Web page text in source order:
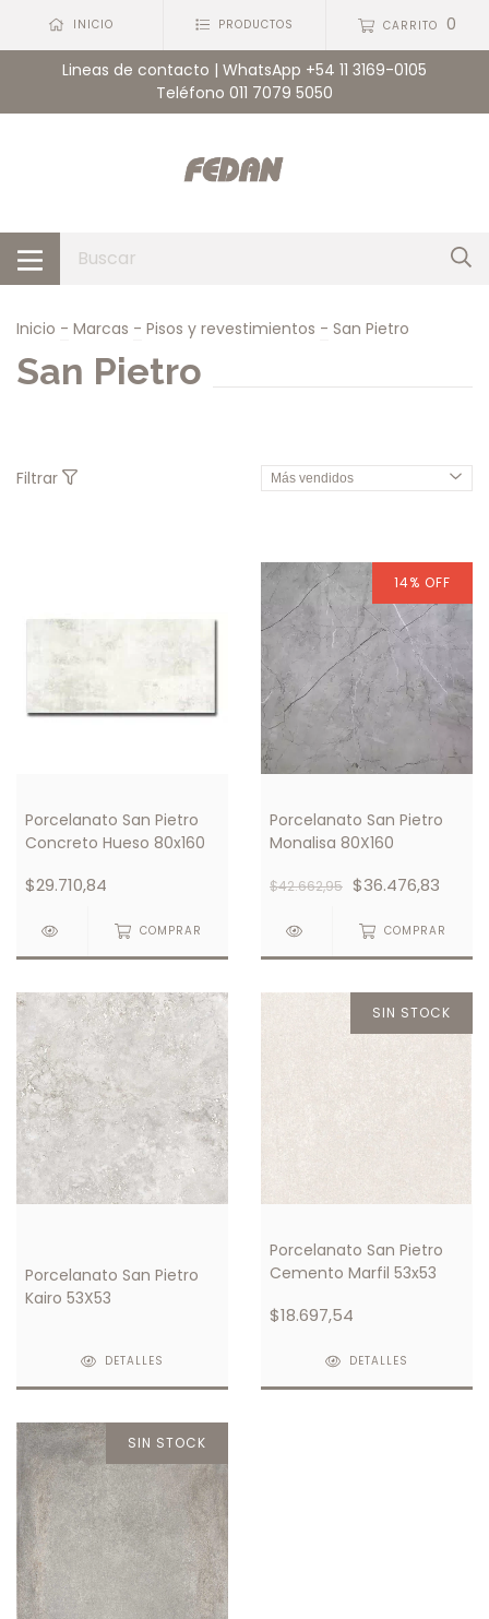
INICIO PRODUCTOS CARRITO 0
Lineas de contacto | WhatsApp +54 11 3169-0105
Teléfono 011 7079 5050
Inicio - Marcas - Pisos y revestimientos - San Pietro
San Pietro
Filtrar
Porcelanato San Pietro
Concreto Hueso 80x160
$29.710,84
COMPRAR
14% OFF
Porcelanato San Pietro
Monalisa 80X160
$42.662,95 $36.476,83
COMPRAR
Porcelanato San Pietro
Kairo 53X53
DETALLES
SIN STOCK
Porcelanato San Pietro
Cemento Marfil 53x53
$18.697,54
DETALLES
SIN STOCK